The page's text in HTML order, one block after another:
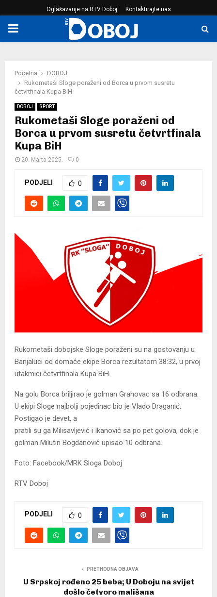
Oglašavanje na RTV Doboj Kontaktirajte nas
PRIMARY
Početna
DOBOJ
Rukometaši Sloge poraženi od Borca u prvom susretu
četvrtfinala Kupa BiH
DOBOJ SPORT
Rukometaši Sloge poraženi od
Borca u prvom susretu četvrtfinala
Kupa BiH
20. Marta 2025. 0
PODJELI 0
Rukometaši dobojske Sloge poraženi su na gostovanju u
Banjaluci od domaće ekipe Borca rezultatom 38:32, u prvoj
utakmici četvrtfinala Kupa BiH.
Na golu Borca briljirao je golman Grahovac sa 16 odbrana.
U ekipi Sloge najbolji pojedinac bio je Vlado Draganić.
Postigao je devet, a
pratili su ga Milisavljević i Ikanović sa po pet golova, dok je
golman Milutin Bogdanović upisao 10 odbrana.
Foto: Facebook/MRK Sloga Doboj
RTV Doboj
PODJELI 0
PRETHODNA OBJAVA
U Srpskoj rođeno 25 beba; U Doboju na svijet
došlo četvoro mališana